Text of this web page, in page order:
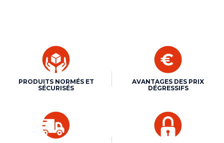
PRODUITS NORMÉS ET
SÉCURISÉS
AVANTAGES DES PRIX
DÉGRESSIFS